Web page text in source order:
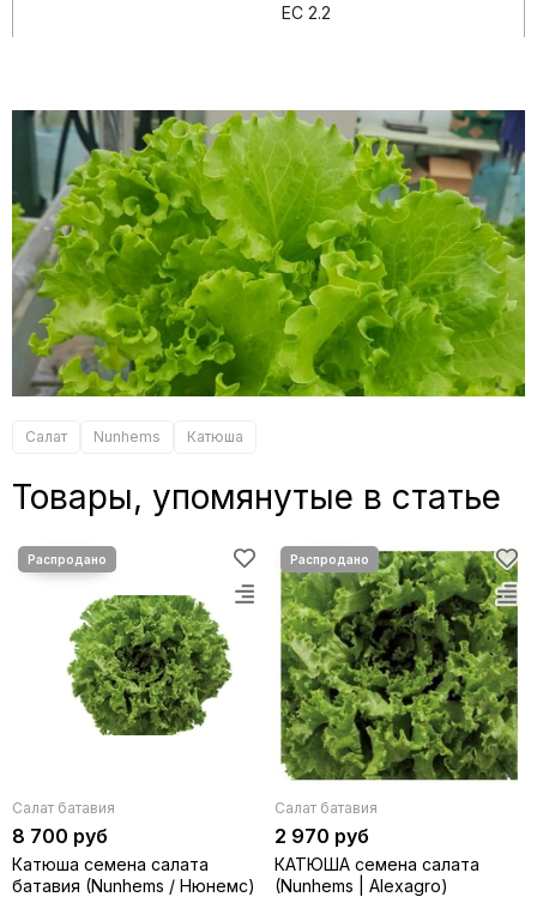
ЕС 2.2
Салат Nunhems Катюша
Товары, упомянутые в статье
Салат батавия
8 700 руб
Катюша семена салата
батавия (Nunhems / Нюнемс)
Салат батавия
2 970 руб
КАТЮША семена салата
(Nunhems | Alexagro)